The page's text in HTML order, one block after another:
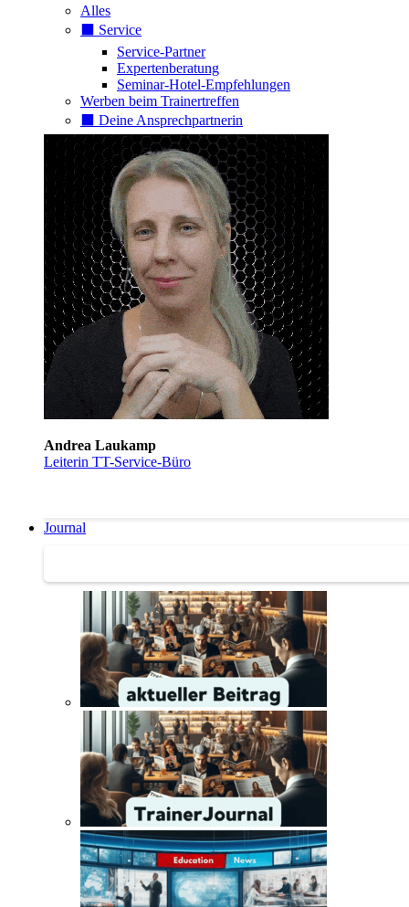
Alles
⬛️ Service
Service-Partner
Expertenberatung
Seminar-Hotel-Empfehlungen
Werben beim Trainertreffen
⬛️ Deine Ansprechpartnerin
Andrea Laukamp
Leiterin TT-Service-Büro
Journal